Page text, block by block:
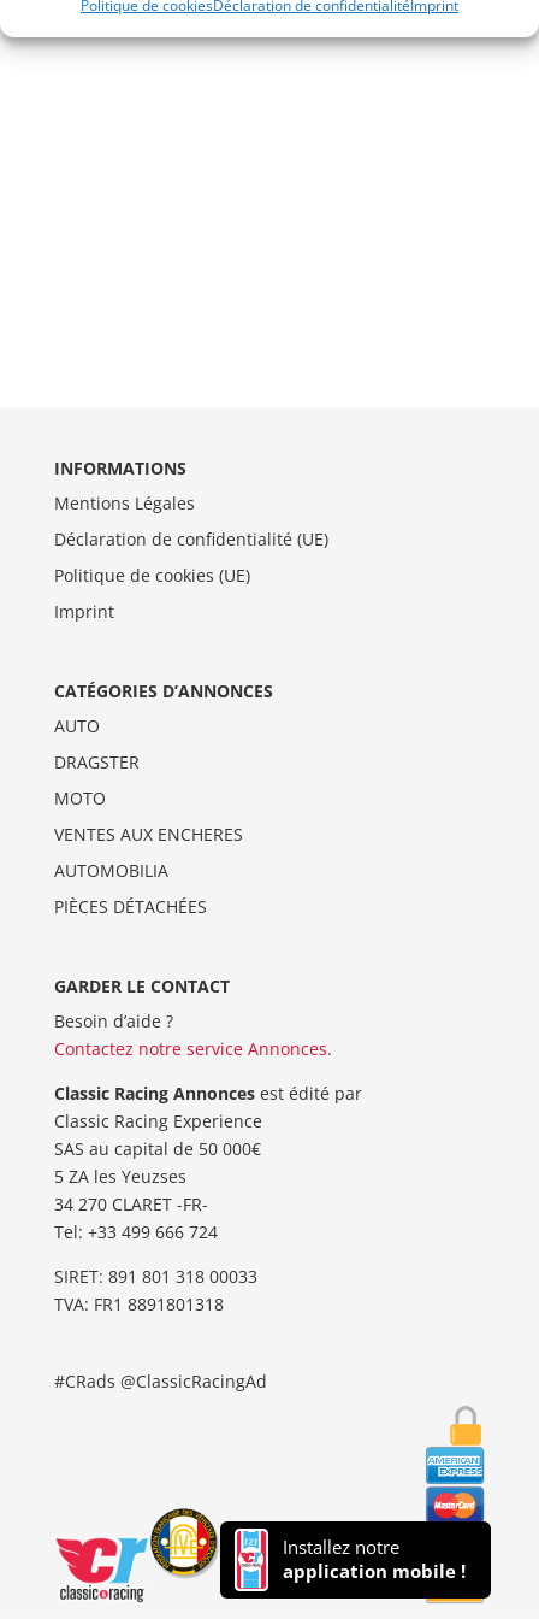
Politique de cookiesDéclaration de confidentialitéImprint
INFORMATIONS
Mentions Légales
Déclaration de confidentialité (UE)
Politique de cookies (UE)
Imprint
CATÉGORIES D’ANNONCES
AUTO
DRAGSTER
MOTO
VENTES AUX ENCHERES
AUTOMOBILIA
PIÈCES DÉTACHÉES
GARDER LE CONTACT
Besoin d’aide ?
Contactez notre service Annonces.
Classic Racing Annoncesest édité par
Classic Racing Experience
SAS au capital de 50 000€
5 ZA les Yeuzses
34 270 CLARET -FR-
Tel: ‭+33 499 666 724‬
SIRET: 891 801 318 00033
TVA: FR1 8891801318
#CRads @ClassicRacingAd
Installez notre
application mobile !